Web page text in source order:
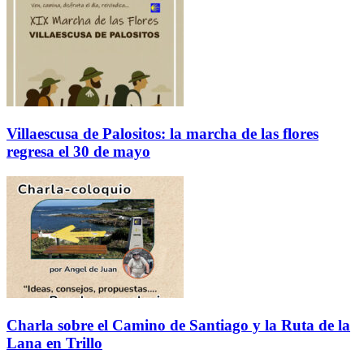
Villaescusa de Palositos: la marcha de las flores
regresa el 30 de mayo
Charla sobre el Camino de Santiago y la Ruta de la
Lana en Trillo